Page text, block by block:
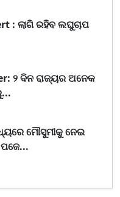
: ଲାଗି ରହିବ ଲଘୁଚାପ
୨ ଦିନ ରାଜ୍ୟର ଅନେକ
ମୌସୁମୀକୁ ନେଇ